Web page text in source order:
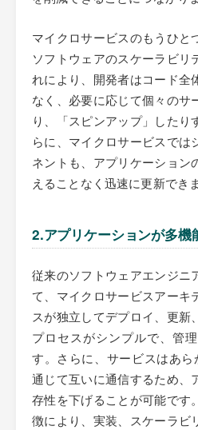
マイクロサービスのもうひと
ソフトウェアのスケーラビリ
れにより、開発者はコード全
なく、必要に応じて個々のサ
り、「スピンアップ」したり
らに、マイクロサービスでは
ネントも、アプリケーション
えることなく迅速に更新できま
2.アプリケーションが多機
従来のソフトウェアエンジニ
て、マイクロサービスアーキ
スが独立してデプロイ、更新
プロセスがシンプルで、管
す。さらに、サービスはあ
通じて互いに通信するため、
存性を下げることが可能です
徴により、実装、スケーラビ